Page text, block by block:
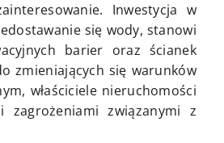
Inwestycja w
się wody, stanowi
barier oraz ścianek
zmieniających się warunków
właściciele nieruchomości
zagrożeniami związanymi z